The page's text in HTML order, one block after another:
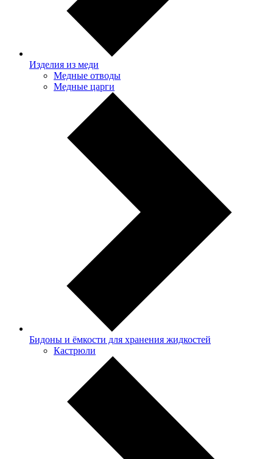
Изделия из меди
Медные отводы
Медные царги
Бидоны и ёмкости для хранения жидкостей
Кастрюли